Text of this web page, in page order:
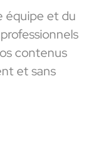
équipe et du
contenus
et sans